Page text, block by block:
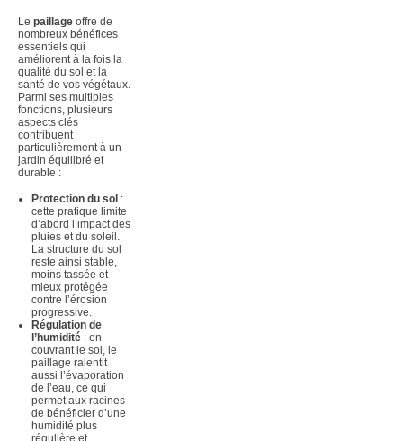
Le paillage offre de
nombreux bénéfices
essentiels qui
améliorent à la fois la
qualité du sol et la
santé de vos végétaux.
Parmi ses multiples
fonctions, plusieurs
aspects clés
contribuent
particulièrement à un
jardin équilibré et
durable :
Protection du sol :
cette pratique limite
d’abord l’impact des
pluies et du soleil.
La structure du sol
reste ainsi stable,
moins tassée et
mieux protégée
contre l’érosion
progressive.
Régulation de
l’humidité : en
couvrant le sol, le
paillage ralentit
aussi l’évaporation
de l’eau, ce qui
permet aux racines
de bénéficier d’une
humidité plus
régulière et